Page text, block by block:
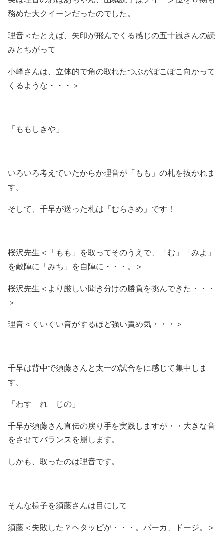
務めた大クイーンだったのでした。
理音＜たとえば、矢印が飛んでくる感じの五十嵐さんの読
みとちがって
小峰さんは、立体的で角の取れたつぶがぽこぽこ向かって
くるような・・・＞
「ももしきや」
いろいろ考えていたからか理音が「もも」の札を抜かれま
す。
そして、千早が送った札は「むらさめ」です！
桜沢先生＜「もも」を取ってそのうえで、「む」「みよ」
を敵陣に「みち」を自陣に・・・。＞
桜沢先生＜より厳しい聞き分けの勝負を挑んできた・・・
＞
理音＜ぐいぐい音がするほど強い責め気・・・＞
千早は背中で須藤さんと太一の試合をに感じて集中しま
す。
「わす れ じの」
千早が須藤さん直伝の戻り手を実践しますが・・大きな音
をさせてバランスを崩します。
しかも、取ったのは理音です。
そんな様子を須藤さんは目にして
須藤＜失敗した？ヘタッピが・・・。バーカ、ドージ。＞